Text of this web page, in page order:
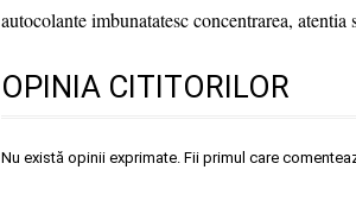
autocolante imbunatatesc concentrarea,
OPINIA CITITORILOR
Nu există opinii exprimate. Fii primul care